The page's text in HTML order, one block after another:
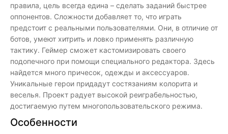
правила, цель всегда едина – сделать заданий быстрее
оппонентов. Сложности добавляет то, что играть
предстоит с реальными пользователями. Они, в отличие от
ботов, умеют хитрить и ловко применять различную
тактику. Геймер сможет кастомизировать своего
подопечного при помощи специального редактора. Здесь
найдется много причесок, одежды и аксессуаров.
Уникальные герои придадут состязаниям колорита и
веселья. Проект радует высокой реиграбельностью,
достигаемую путем многопользовательского режима.
Особенности